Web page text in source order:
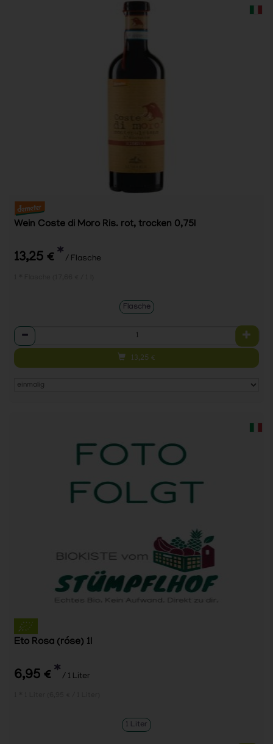
Wein Coste di Moro Ris. rot, trocken 0,75l
13,25 € * / Flasche
Flasche
Anzahl
13,25 €
Eto Rosa (róse) 1l
6,95 € * / 1 Liter
1 Liter